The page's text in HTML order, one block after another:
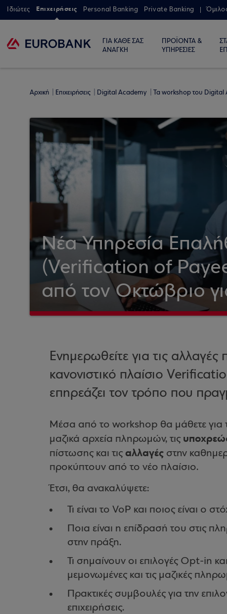
Ιδιώτες Επιχειρήσεις Personal Banking Private Banking
ΓΙΑ ΚΑΘΕ ΣΑΣ
ΑΝΑΓΚΗ
ΠΡΟΪΟΝΤΑ &
ΥΠΗΡΕΣΙΕΣ
Αρχική Επιχειρήσεις Digital Academy Τα workshop του Digital
Νέα Υπηρεσία
(Verification of Payee
από τον Οκτώβριο
Ενημερωθείτε για τις
κανονιστικό πλαίσιο
επηρεάζει τον τρόπο που
Μέσα από το workshop θα μάθετε για
μαζικά αρχεία πληρωμών, τις
πίστωσης και τις αλλαγές στην
προκύπτουν από το νέο πλαίσιο.
Έτσι, θα ανακαλύψετε:
Τι είναι το VoP και ποιος είναι ο
Ποια είναι η επίδρασή του στις
στην πράξη.
Τι σημαίνουν οι επιλογές Opt-in
μεμονωμένες και τις μαζικές
Πρακτικές συμβουλές για την
επιχειρήσεις.